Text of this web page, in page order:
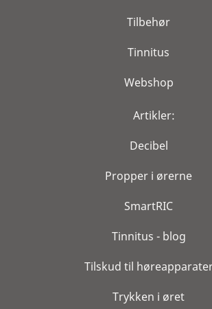
Tilbehør
Tinnitus
Webshop
Artikler:
Decibel
Propper i ørerne
SmartRIC
Tinnitus - blog
Tilskud til
Trykken i øret